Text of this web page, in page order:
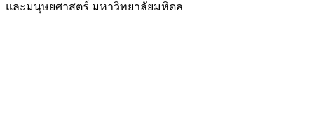
และมนุษยศาสตร์ มหาวิทยาลัยมหิดล